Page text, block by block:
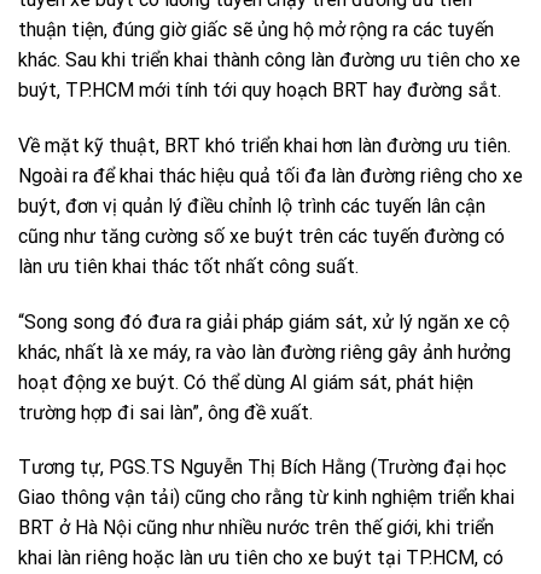
thuận tiện, đúng giờ giấc sẽ ủng hộ mở rộng ra các tuyến
khác. Sau khi triển khai thành công làn đường ưu tiên cho xe
buýt, TP.HCM mới tính tới quy hoạch BRT hay đường sắt.
Về mặt kỹ thuật, BRT khó triển khai hơn làn đường ưu tiên.
Ngoài ra để khai thác hiệu quả tối đa làn đường riêng cho xe
buýt, đơn vị quản lý điều chỉnh lộ trình các tuyến lân cận
cũng như tăng cường số xe buýt trên các tuyến đường có
làn ưu tiên khai thác tốt nhất công suất.
“Song song đó đưa ra giải pháp giám sát, xử lý ngăn xe cộ
khác, nhất là xe máy, ra vào làn đường riêng gây ảnh hưởng
hoạt động xe buýt. Có thể dùng AI giám sát, phát hiện
trường hợp đi sai làn”, ông đề xuất.
Tương tự, PGS.TS Nguyễn Thị Bích Hằng (Trường đại học
Giao thông vận tải) cũng cho rằng từ kinh nghiệm triển khai
BRT ở Hà Nội cũng như nhiều nước trên thế giới, khi triển
khai làn riêng hoặc làn ưu tiên cho xe buýt tại TP.HCM, có